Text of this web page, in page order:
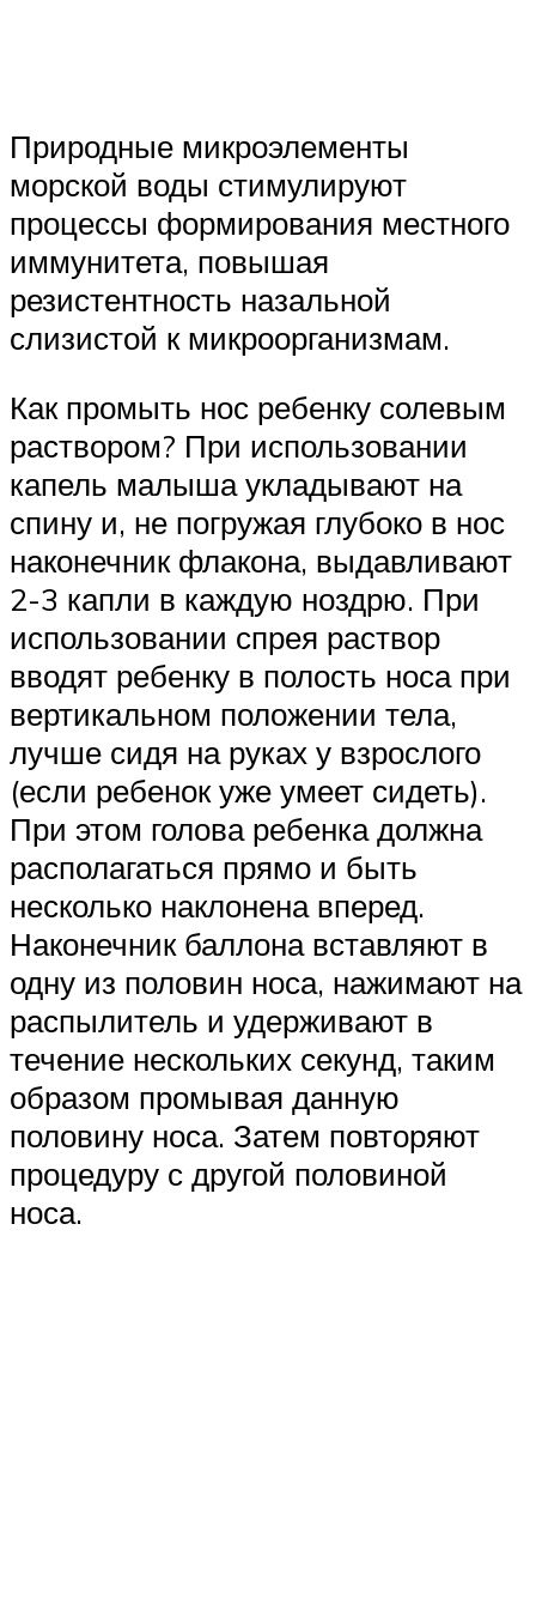
Природные микроэлементы
морской воды стимулируют
процессы формирования местного
иммунитета, повышая
резистентность назальной
слизистой к микроорганизмам.
Как промыть нос ребенку солевым
раствором? При использовании
капель малыша укладывают на
спину и, не погружая глубоко в нос
наконечник флакона, выдавливают
2-3 капли в каждую ноздрю. При
использовании спрея раствор
вводят ребенку в полость носа при
вертикальном положении тела,
лучше сидя на руках у взрослого
(если ребенок уже умеет сидеть).
При этом голова ребенка должна
располагаться прямо и быть
несколько наклонена вперед.
Наконечник баллона вставляют в
одну из половин носа, нажимают на
распылитель и удерживают в
течение нескольких секунд, таким
образом промывая данную
половину носа. Затем повторяют
процедуру с другой половиной
носа.